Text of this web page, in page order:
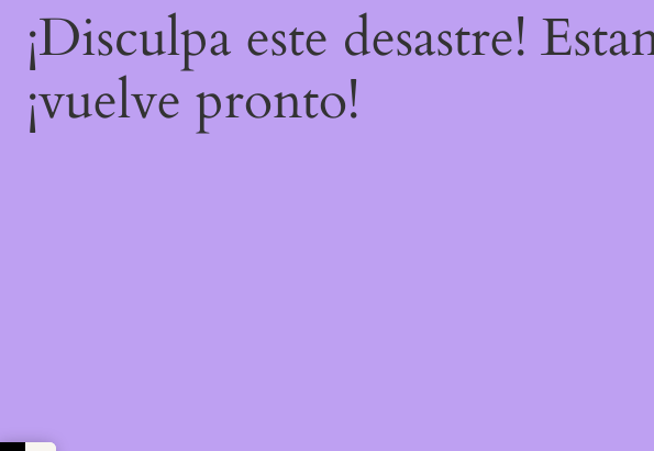
¡Disculpa este desastre!
¡vuelve pronto!